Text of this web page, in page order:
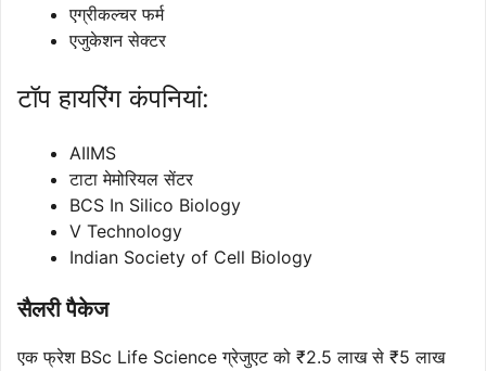
एग्रीकल्चर फर्म
एजुकेशन सेक्टर
टॉप हायरिंग कंपनियां:
AIIMS
टाटा मेमोरियल सेंटर
BCS In Silico Biology
V Technology
Indian Society of Cell Biology
सैलरी पैकेज
एक फ्रेश BSc Life Science ग्रेजुएट को ₹2.5 लाख से ₹5 लाख